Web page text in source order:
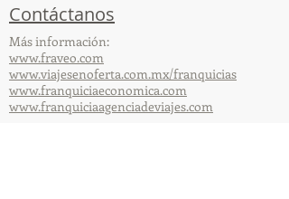
Contáctanos
Más información:
www.fraveo.com
www.viajesenoferta.com.mx/franquicias
www.franquiciaeconomica.com
www.franquiciaagenciadeviajes.com